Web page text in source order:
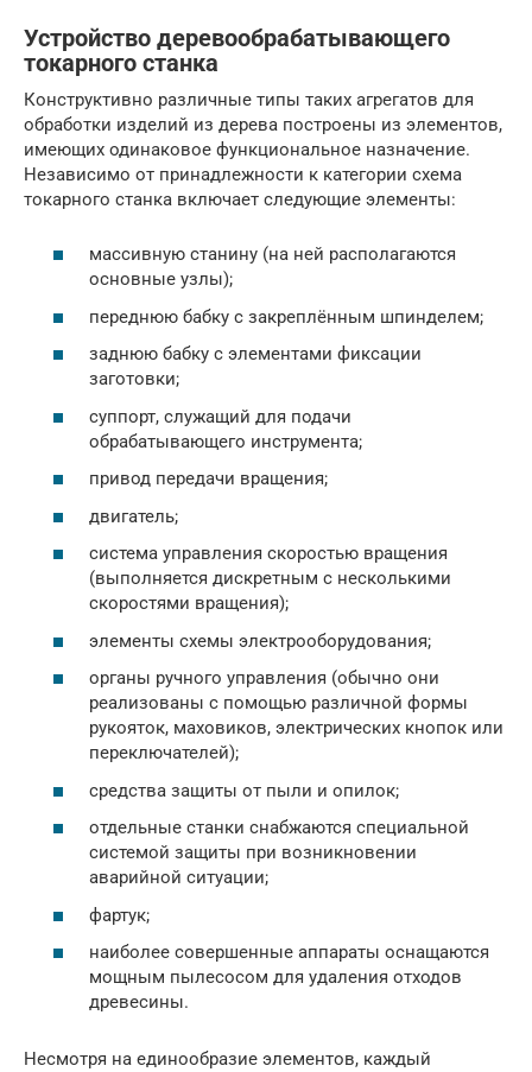
Устройство деревообрабатывающего
токарного станка
Конструктивно различные типы таких агрегатов для
обработки изделий из дерева построены из элементов,
имеющих одинаковое функциональное назначение.
Независимо от принадлежности к категории схема
токарного станка включает следующие элементы:
массивную станину (на ней располагаются
основные узлы);
переднюю бабку с закреплённым шпинделем;
заднюю бабку с элементами фиксации
заготовки;
суппорт, служащий для подачи
обрабатывающего инструмента;
привод передачи вращения;
двигатель;
система управления скоростью вращения
(выполняется дискретным с несколькими
скоростями вращения);
элементы схемы электрооборудования;
органы ручного управления (обычно они
реализованы с помощью различной формы
рукояток, маховиков, электрических кнопок или
переключателей);
средства защиты от пыли и опилок;
отдельные станки снабжаются специальной
системой защиты при возникновении
аварийной ситуации;
фартук;
наиболее совершенные аппараты оснащаются
мощным пылесосом для удаления отходов
древесины.
Несмотря на единообразие элементов, каждый